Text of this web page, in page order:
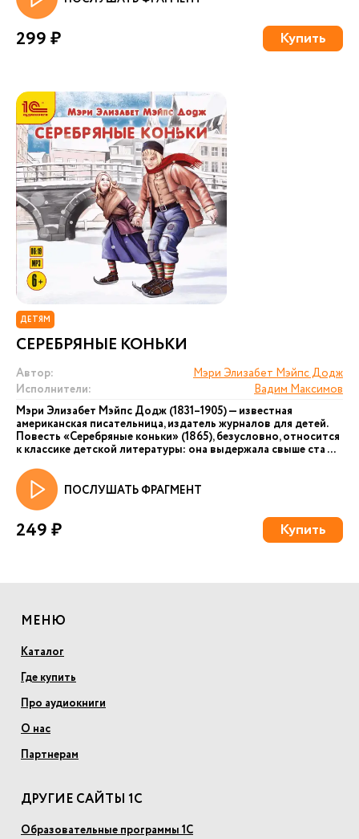
299 ₽ Купить
ДЕТЯМ
СЕРЕБРЯНЫЕ КОНЬКИ
Автор:
Мэри Элизабет Мэйпс Додж
Исполнители:
Вадим Максимов
Мэри Элизабет Мэйпс Додж (1831–1905) — известная
американская писательница, издатель журналов для детей.
Повесть «Серебряные коньки» (1865), безусловно, относится
к классике детской литературы: она выдержала свыше ста ...
ПОСЛУШАТЬ ФРАГМЕНТ
249 ₽ Купить
МЕНЮ
Каталог
Где купить
Про аудиокниги
О нас
Партнерам
ДРУГИЕ САЙТЫ 1С
Образовательные программы 1С